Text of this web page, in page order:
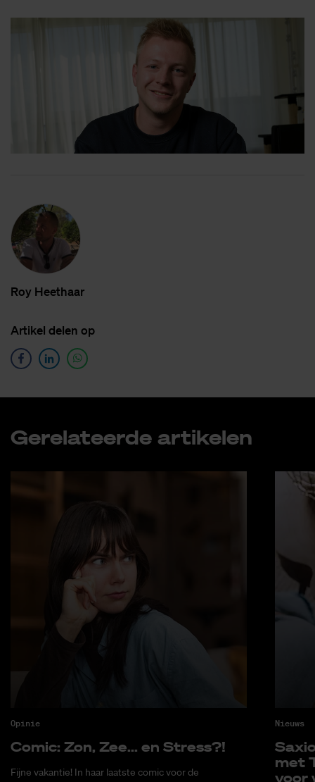
Roy Heet­haar
Ar­ti­kel de­len op
Ge­re­la­teer­de ar­ti­ke­len
Opinie
Co­mic: Zon, Zee... en Stress?!
Fijne vakantie! In haar laatste comic voor de
Nieuws
met
voor